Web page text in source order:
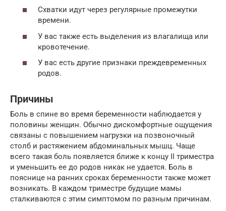
Схватки идут через регулярные промежутки
времени.
У вас также есть выделения из влагалища или
кровотечение.
У вас есть другие признаки преждевременных
родов.
Причины
Боль в спине во время беременности наблюдается у
половины женщин. Обычно дискомфортные ощущения
связаны с повышением нагрузки на позвоночный
столб и растяжением абдоминальных мышц. Чаще
всего такая боль появляется ближе к концу II триместра
и уменьшить ее до родов никак не удается. Боль в
пояснице на ранних сроках беременности также может
возникать. В каждом триместре будущие мамы
сталкиваются с этим симптомом по разным причинам.